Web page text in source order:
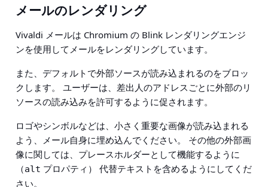
メールのレンダリング
Vivaldi メールは Chromium の Blink レンダリングエンジ
ンを使用してメールをレンダリングしています。
また、デフォルトで外部ソースが読み込まれるのをブロッ
クします。 ユーザーは、差出人のアドレスごとに外部のリ
ソースの読み込みを許可するように促されます。
ロゴやシンボルなどは、小さく重要な画像が読み込まれる
よう、メール自身に埋め込んでください。 その他の外部画
像に関しては、プレースホルダーとして機能するように
（alt プロパティ） 代替テキストを含めるようにしてくだ
さい。